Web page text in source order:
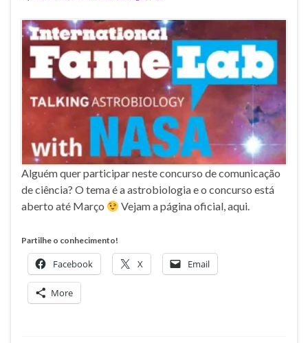
Alguém quer participar neste concurso de comunicação
de ciência? O tema é a astrobiologia e o concurso está
aberto até Março
Vejam a página oficial, aqui.
Partilhe o conhecimento!
Facebook X Email
More